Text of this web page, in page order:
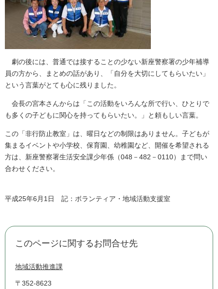
劇の後には、普通では接することの少ない新座警察署の少年補導
員の方から、まとめの話があり、「自分を大切にしてもらいたい」
という言葉がとても心に残りました。
会長の宮本さんからは「この活動をいろんな所で行い、ひとりで
も多くの子どもに関心を持ってもらいたい。」と頼もしい言葉。
この「非行防止教室」は、曜日などの制限はありません。子どもが
集まるイベントや小学校、保育園、幼稚園など、開催を希望される
方は、新座警察署生活安全課少年係（048－482－0110）まで問い
合わせください。
平成25年6月1日 記：ボランティア・地域活動支援室
このページに関するお問合せ先
地域活動推進課
〒352-8623